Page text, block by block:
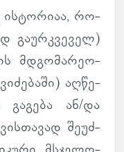
ის­ტო­რიაა, რო­
გა­ურ­კვე­ველ)
მდგო­მა­რე­ო­
აღ­წე­
გა­გება ან/და
შე­უძ­